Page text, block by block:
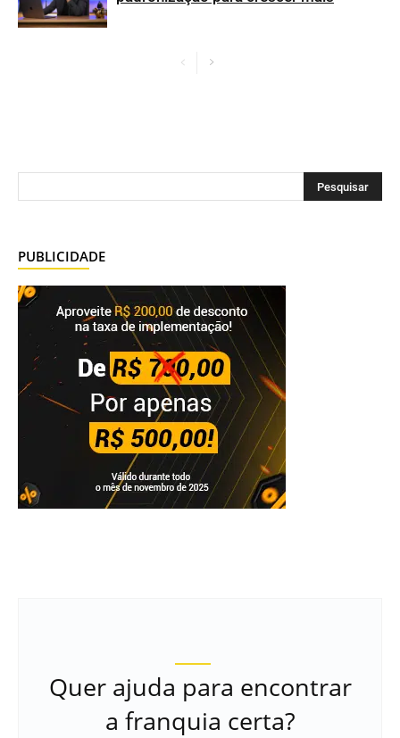
PUBLICIDADE
Quer ajuda para encontrar
a franquia certa?